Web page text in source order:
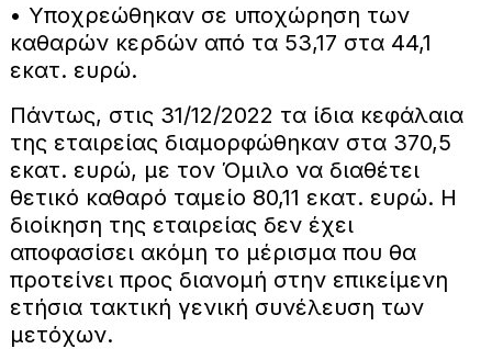
• Υποχρεώθηκαν σε υποχώρηση των
καθαρών κερδών από τα 53,17 στα 44,1
εκατ. ευρώ.
Πάντως, στις 31/12/2022 τα ίδια κεφάλαια
της εταιρείας διαμορφώθηκαν στα 370,5
εκατ. ευρώ, με τον Όμιλο να διαθέτει
θετικό καθαρό ταμείο 80,11 εκατ. ευρώ. Η
διοίκηση της εταιρείας δεν έχει
αποφασίσει ακόμη το μέρισμα που θα
προτείνει προς διανομή στην επικείμενη
ετήσια τακτική γενική συνέλευση των
μετόχων.